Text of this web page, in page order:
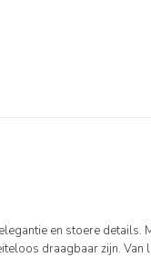
en stoere details.
draagbaar zijn. Van